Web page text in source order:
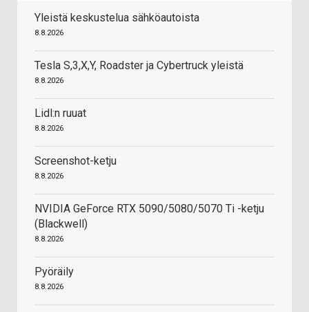
Yleistä keskustelua sähköautoista
8.8.2026
Tesla S,3,X,Y, Roadster ja Cybertruck yleistä
8.8.2026
Lidl:n ruuat
8.8.2026
Screenshot-ketju
8.8.2026
NVIDIA GeForce RTX 5090/5080/5070 Ti -ketju
(Blackwell)
8.8.2026
Pyöräily
8.8.2026